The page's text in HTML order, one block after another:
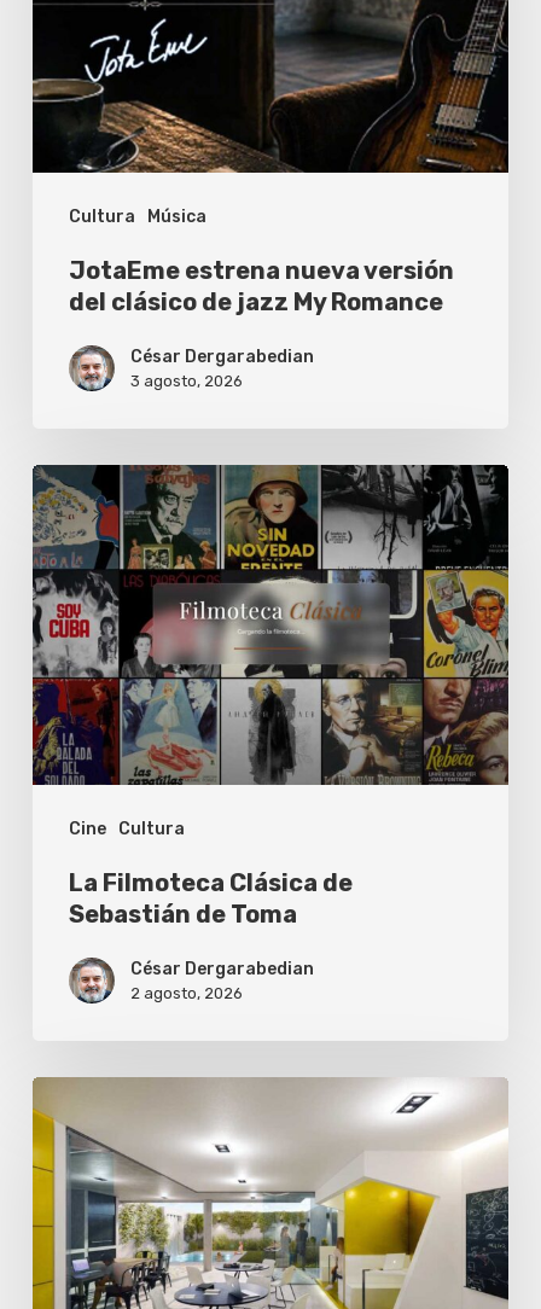
Cultura Música
clásico
de
jazz
My
Romance
JotaEme estrena nueva versión
del clásico de jazz My Romance
César Dergarabedian
3 agosto, 2026
Cine Cultura
La
Filmoteca
Clásica
de
Sebastián
de
Toma
La Filmoteca Clásica de
Sebastián de Toma
César Dergarabedian
2 agosto, 2026
ya
engaña
la